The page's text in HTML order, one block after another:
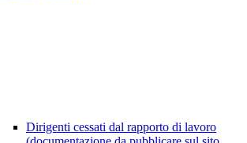
Dirigenti cessati dal rapporto di lavoro